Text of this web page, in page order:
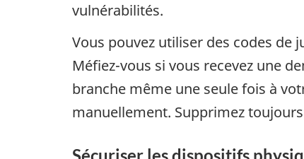
vulnérabilités.
Vous pouvez utiliser des codes de
Méfiez-vous si vous recevez une
branche même une seule fois à
manuellement. Supprimez
Sécuriser les dispositifs